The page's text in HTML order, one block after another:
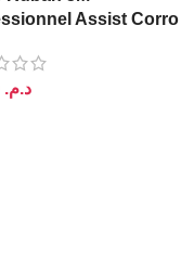
Assist Corro
د.م.